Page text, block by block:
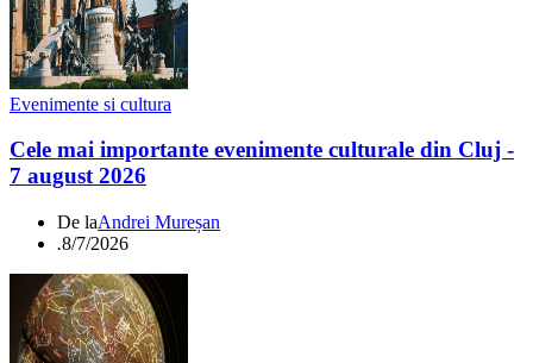
Evenimente si cultura
Cele mai importante evenimente culturale din Cluj -
7 august 2026
De laAndrei Mureșan
.8/7/2026